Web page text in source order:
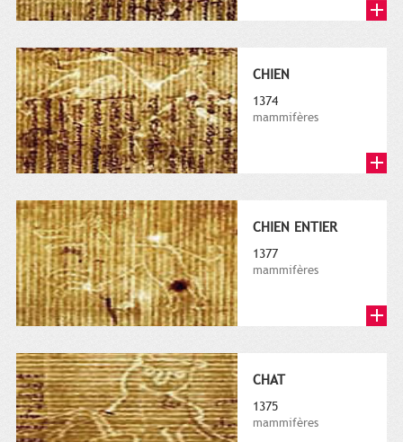
CHIEN
1374
mammifères
CHIEN ENTIER
1377
mammifères
CHAT
1375
mammifères